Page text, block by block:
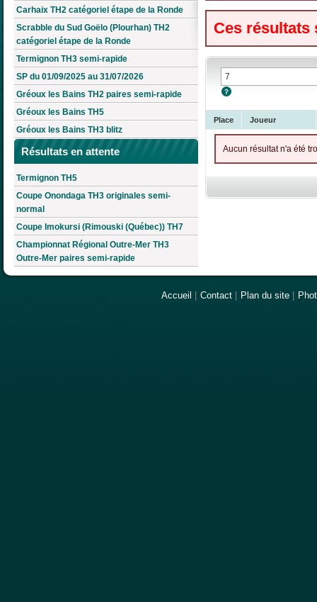
Carhaix TH2 catégoriel étape de la Ronde
Scrabble du Sud Goëlo (Plourhan) TH2
catégoriel étape de la Ronde
Termignon TH3 semi-rapide
SP du 01/09/2025 au 31/07/2026
Gréoux les Bains TH2 paires semi-rapide
Gréoux les Bains TH5
Gréoux les Bains TH3 blitz
Résultats en attente
Termignon TH5
Coupe Onondaga TH3 originales semi-
normal
Coupe Imokursi (Rimouski (Québec)) TH7
Championnat Régional Outre-Mer TH3
Outre-Mer paires semi-rapide
Ces résultats
Place Joueur
Aucun résultat n'a été
Accueil Contact Plan du site